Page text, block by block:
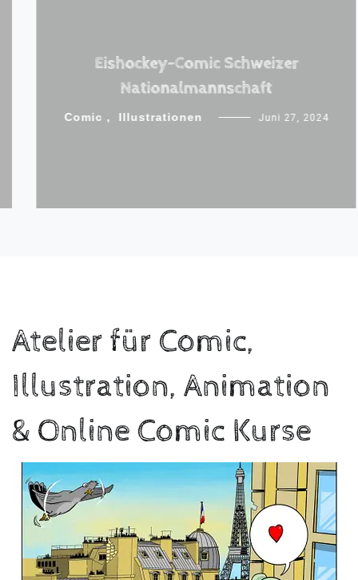
COMICFACTORY
FACEBOOK
FRANÇAIS
Eishockey-Comic Schweizer
Nationalmannschaft
Comic , Illustrationen Juni 27, 2024
Atelier für Comic,
Illustration, Animation
& Online Comic Kurse